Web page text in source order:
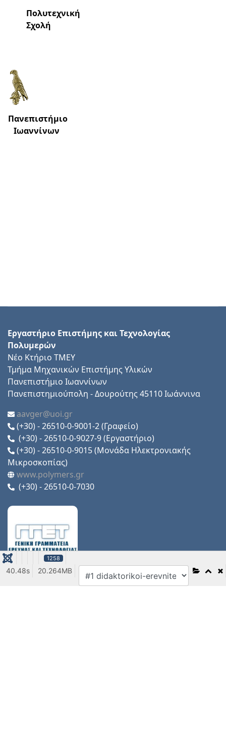
Πολυτεχνική
Σχολή
Πανεπιστήμιο
Ιωαννίνων
Εργαστήριο Επιστήμης και Τεχνολογίας
Πολυμερών
Νέο Κτήριο ΤΜΕΥ
Τμήμα Μηχανικών Επιστήμης Υλικών
Πανεπιστήμιο Ιωαννίνων
Πανεπιστημιούπολη - Δουρούτης 45110 Ιωάννινα
aavger@uoi.gr
(+30) - 26510-0-9001-2 (Γραφείο)
(+30) - 26510-0-9027-9 (Εργαστήριο)
(+30) - 26510-0-9015 (Μονάδα Ηλεκτρονιακής
Μικροσκοπίας)
www.polymers.gr
(+30) - 26510-0-7030
1258
20.264MB
40.48s